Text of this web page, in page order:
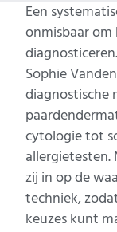
Een
onmisbaar
Sophie
diagnostische
cytologie tot
zij in op de
techniek,
keuzes kunt